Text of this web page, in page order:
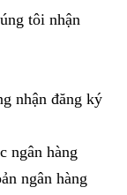
tôi nhận
nhận đăng ký
ngân hàng
ngân hàng